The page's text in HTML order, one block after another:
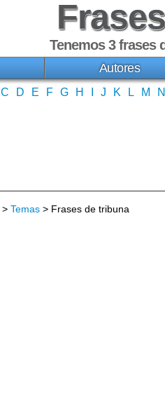
Frases
Tenemos 3frases
Autores
C D E F G H J K L M N
> Temas > Frases de tribuna